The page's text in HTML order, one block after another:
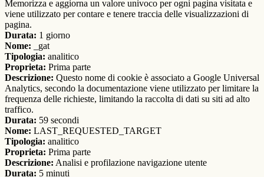
Memorizza e aggiorna un valore univoco per ogni pagina visitata e
viene utilizzato per contare e tenere traccia delle visualizzazioni di
pagina.
Durata: 1 giorno
Nome: _gat
Tipologia: analitico
Proprieta: Prima parte
Descrizione: Questo nome di cookie è associato a Google Universal
Analytics, secondo la documentazione viene utilizzato per limitare la
frequenza delle richieste, limitando la raccolta di dati su siti ad alto
traffico.
Durata: 59 secondi
Nome: LAST_REQUESTED_TARGET
Tipologia: analitico
Proprieta: Prima parte
Descrizione: Analisi e profilazione navigazione utente
Durata: 5 minuti